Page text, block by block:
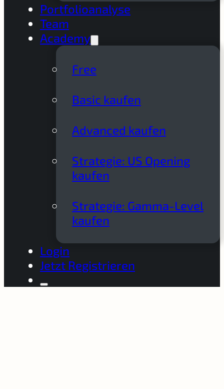
Portfolioanalyse
Team
Academy
Free
Basic kaufen
Advanced kaufen
Strategie: US Opening
kaufen
Strategie: Gamma-Level
kaufen
Login
Jetzt Registrieren